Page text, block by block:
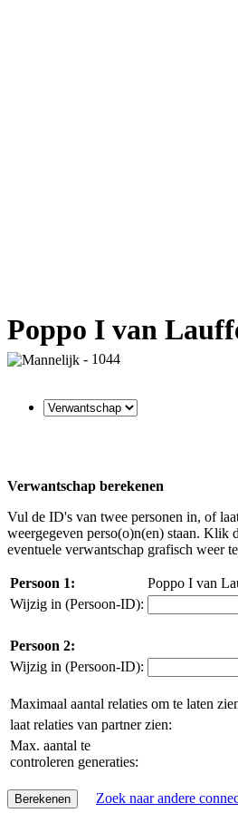
Poppo I van
- 1044
Verwantschap berekenen
Vul de ID's van twee personen in, of
weergegeven perso(o)n(en) staan. Klik
eventuele verwantschap grafisch weer
Persoon 1:
Poppo I van
Wijzig in (Persoon-ID):
Persoon 2:
Wijzig in (Persoon-ID):
Maximaal aantal relaties om te laten
laat relaties van partner zien:
Max. aantal te
controleren generaties:
Zoek naar andere